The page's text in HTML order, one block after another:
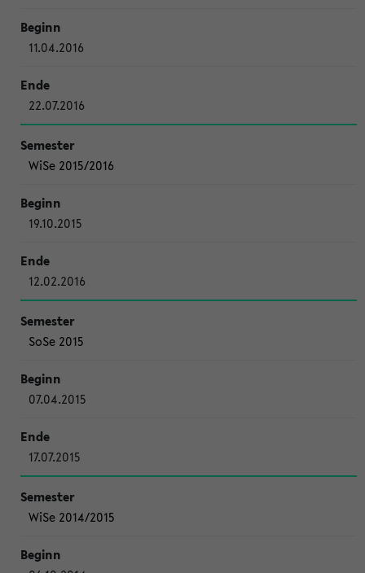
11.04.2016
22.07.2016
WiSe 2015/2016
19.10.2015
12.02.2016
SoSe 2015
07.04.2015
17.07.2015
WiSe 2014/2015